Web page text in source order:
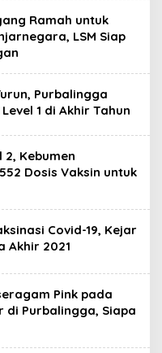
Ramah untuk
LSM Siap
Purbalingga
1 di Akhir Tahun
2, Kebumen
Dosis Vaksin untuk
Covid-19, Kejar
Akhir 2021
Pink pada
di Purbalingga, Siapa